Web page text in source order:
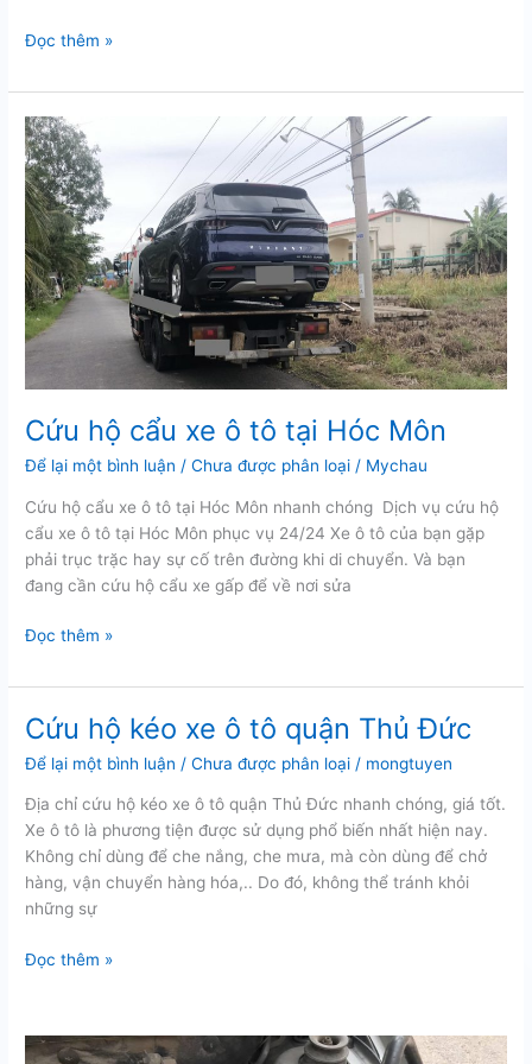
Cứu
cẩu
kéo
xe
tại
Nguyễn
Văn
Linh
Đọc thêm »
Cứu hộ cẩu xe ô tô tại Hóc Môn
Để lại một bình luận /Chưa được phân loại / Mychau
Cứu hộ cẩu xe ô tô tại Hóc Môn nhanh chóng Dịch vụ cứu hộ
cẩu xe ô tô tại Hóc Môn phục vụ 24/24 Xe ô tô của bạn gặp
phải trục trặc hay sự cố trên đường khi di chuyển. Và bạn
đang cần cứu hộ cẩu xe gấp để về nơi sửa
Cứu
cẩu
ô
tô
Hóc
Đọc thêm »
Cứu hộ kéo xe ô tô quận Thủ Đức
Để lại một bình luận /Chưa được phân loại / mongtuyen
Địa chỉ cứu hộ kéo xe ô tô quận Thủ Đức nhanh chóng, giá tốt.
Xe ô tô là phương tiện được sử dụng phổ biến nhất hiện nay.
Không chỉ dùng để che nắng, che mưa, mà còn dùng để chở
hàng, vận chuyển hàng hóa,.. Do đó, không thể tránh khỏi
những sự
Cứu
xe
Đọc thêm »